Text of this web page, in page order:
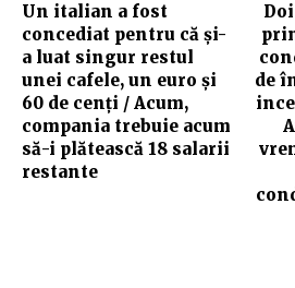
Un italian a fost
concediat pentru că și-
a luat singur restul
unei cafele, un euro și
60 de cenți / Acum,
compania trebuie acum
să-i plătească 18 salarii
restante
de